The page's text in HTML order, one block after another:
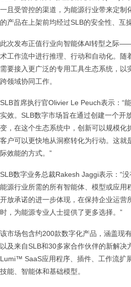
一且受管控的渠道，为能源行业带来定制
的产品在上架前均经过SLB的安全性、互
此次发布正值行业向智能体AI转型之际
术工作流中进行推理、行动和自动化。随
需要接入更广泛的专用工具生态系统，以
跨领域协同工作。
SLB首席执行官Olivier Le Peuch表示：“
实效。SLB数字市场旨在通过创建一个开
变，在这个生态系统中，创新可以规模化
客户可以更快地从洞察转化为行动。这就
际效能的方式。”
SLB数字业务总裁Rakesh Jaggi表示：“
能源行业所需的所有智能体、模型或应用
开放承诺的进一步体现，在保持企业运营
时，为能源专业人士提供了更多选择。”
该市场包含约200款数字化产品，涵盖现
以及来自SLB和30多家合作伙伴的新解
Lumi™ SaaS应用程序、插件、工作流扩
技能、智能体和基础模型。